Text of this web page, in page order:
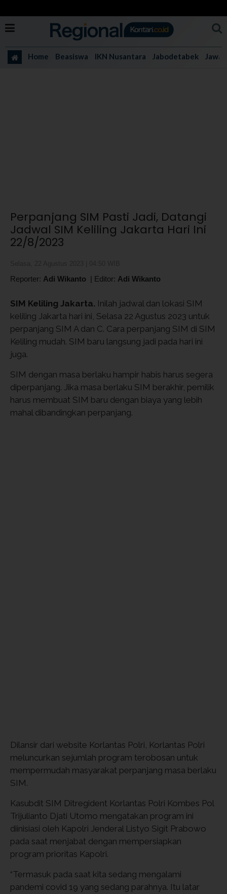
Home Beasiswa IKN Nusantara Jabodetabek Jawa
Perpanjang SIM Pasti Jadi, Datangi
Jadwal SIM Keliling Jakarta Hari Ini
22/8/2023
Reporter: Adi Wikanto | Editor: Adi Wikanto
SIM Keliling Jakarta. Inilah jadwal dan lokasi SIM
keliling Jakarta hari ini, Selasa 22 Agustus 2023 untuk
perpanjang SIM A dan C. Cara perpanjang SIM di SIM
Keliling mudah. SIM baru langsung jadi pada hari ini
juga.
SIM dengan masa berlaku hampir habis harus segera
diperpanjang. Jika masa berlaku SIM berakhir, pemilik
harus membuat SIM baru dengan biaya yang lebih
mahal dibandingkan perpanjang.
Dilansir dari website Korlantas Polri, Korlantas Polri
meluncurkan sejumlah program terobosan untuk
mempermudah masyarakat perpanjang masa berlaku
SIM.
Kasubdit SIM Ditregident Korlantas Polri Kombes Pol
Trijulianto Djati Utomo mengatakan program ini
diinisiasi oleh Kapolri Jenderal Listyo Sigit Prabowo
pada saat menjabat dengan mempersiapkan
program prioritas Kapolri.
“Termasuk pada saat kita sedang mengalami
pandemi covid 19 yang sedang parahnya. Itu latar